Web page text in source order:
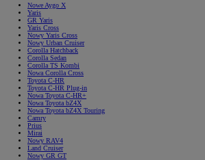
Nowe Aygo X
Yaris
GR Yaris
Yaris Cross
Nowy Yaris Cross
Nowy Urban Cruiser
Corolla Hatchback
Corolla Sedan
Corolla TS Kombi
Nowa Corolla Cross
Toyota C-HR
Toyota C-HR Plug-in
Nowa Toyota C-HR+
Nowa Toyota bZ4X
Nowa Toyota bZ4X Touring
Camry
Prius
Mirai
Nowy RAV4
Land Cruiser
Nowy GR GT